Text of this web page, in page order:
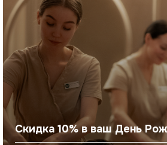
Скидка 10% в ваш День
Телефон
+7 900 330-96-33
Режим работы
Пн-Вc: 8:00 – 22:00
E-mail
eco_telo@mail.ru